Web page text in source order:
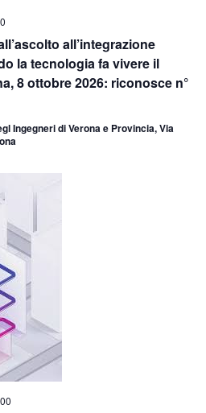
all’integrazione
la tecnologia fa vivere il
8 ottobre 2026: riconosce n°
Ingegneri di Verona e Provincia, Via